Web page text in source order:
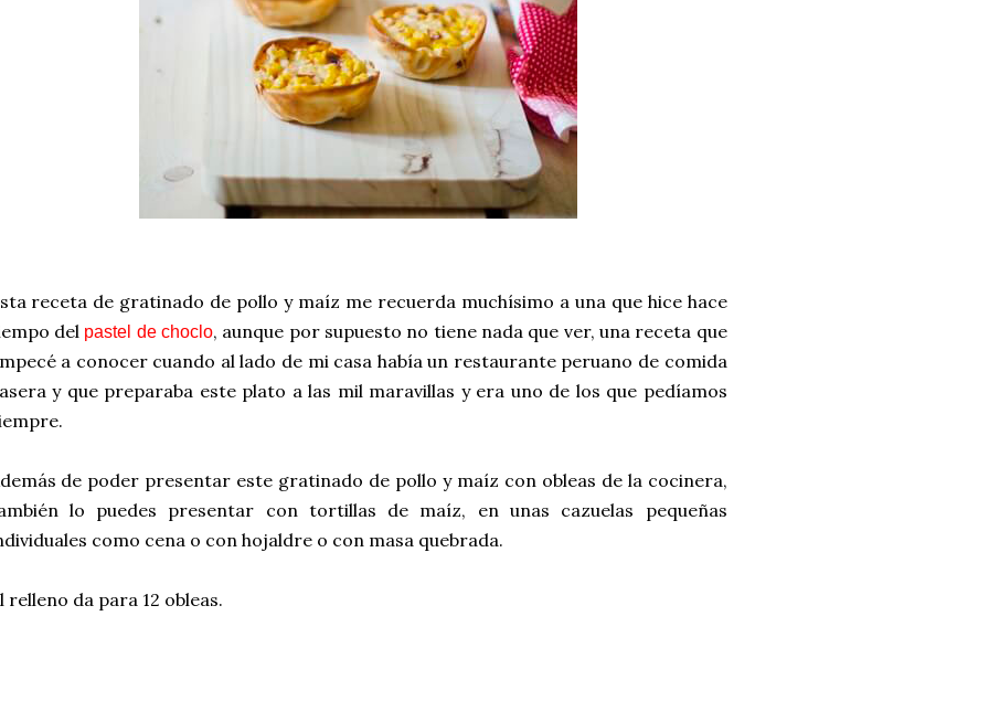
receta de gratinado de pollo y maíz me recuerda muchísimo a una que hice hace
del pastel de choclo, aunque por supuesto no tiene nada que ver, una receta que
a conocer cuando al lado de mi casa había un restaurante peruano de comida
y que preparaba este plato a las mil maravillas y era uno de los que pedíamos
de poder presentar este gratinado de pollo y maíz con obleas de la cocinera,
lo puedes presentar con tortillas de maíz, en unas cazuelas pequeñas
como cena o con hojaldre o con masa quebrada.
relleno da para 12 obleas.